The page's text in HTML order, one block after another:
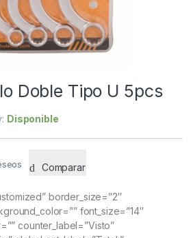
Doble Tipo U 5pcs
Disponible
Comparar
border_size=”2″
font_size=”14″
counter_label=”Visto”